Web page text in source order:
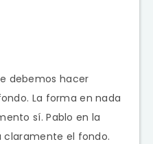
debemos hacer
La forma en nada
sí. Pablo en la
claramente el fondo.